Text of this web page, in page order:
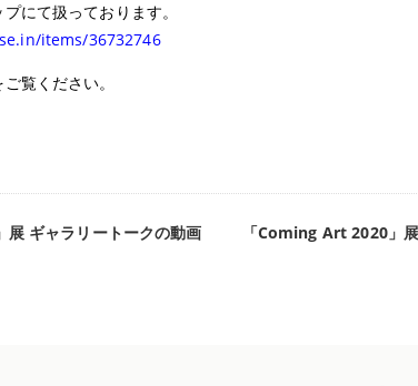
にて扱っております。
items/36732746
ご覧ください。
ギャラリートークの動画
「Coming Art 2020」